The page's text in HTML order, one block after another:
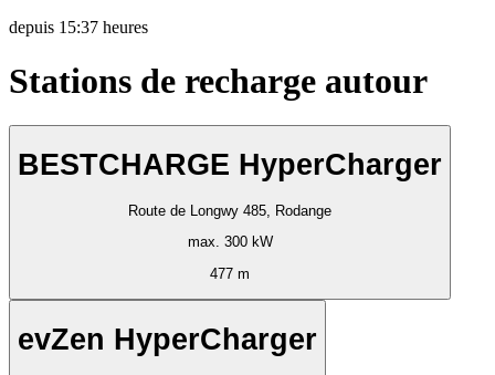
depuis 15:37 heures
Stations de recharge autour
BESTCHARGE HyperCharger
Route de Longwy 485, Rodange
max. 300 kW
477 m
evZen HyperCharger